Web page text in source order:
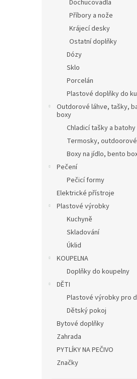
Dochucovadla
Příbory a nože
Krájecí desky
Ostatní doplňky
Dózy
Sklo
Porcelán
Plastové doplňky do
Outdorové láhve, tašky,
boxy
Chladicí tašky a batohy
Termosky,
Boxy na jídlo, bento
Pečení
Pečicí formy
Elektrické přístroje
Plastové výrobky
Kuchyně
Skladování
Úklid
KOUPELNA
Doplňky do koupelny
DĚTI
Plastové výrobky pro
Dětský pokoj
Bytové doplňky
Zahrada
PYTLÍKY NA PEČIVO
Značky